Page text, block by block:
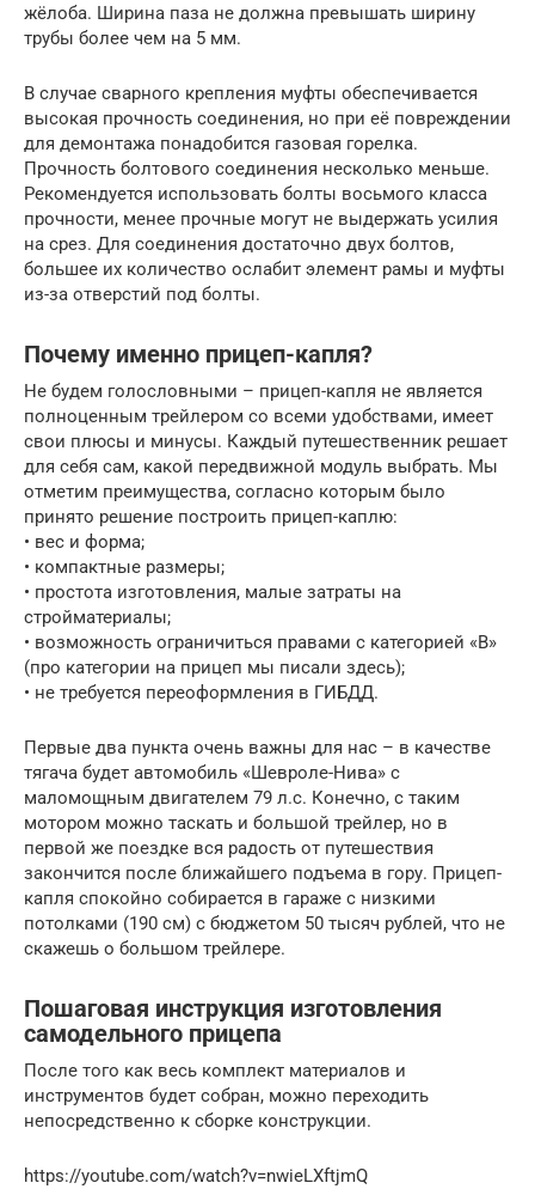
жёлоба. Ширина паза не должна превышать ширину
трубы более чем на 5 мм.
В случае сварного крепления муфты обеспечивается
высокая прочность соединения, но при её повреждении
для демонтажа понадобится газовая горелка.
Прочность болтового соединения несколько меньше.
Рекомендуется использовать болты восьмого класса
прочности, менее прочные могут не выдержать усилия
на срез. Для соединения достаточно двух болтов,
большее их количество ослабит элемент рамы и муфты
из-за отверстий под болты.
Почему именно прицеп-капля?
Не будем голословными – прицеп-капля не является
полноценным трейлером со всеми удобствами, имеет
свои плюсы и минусы. Каждый путешественник решает
для себя сам, какой передвижной модуль выбрать. Мы
отметим преимущества, согласно которым было
принято решение построить прицеп-каплю:
• вес и форма;
• компактные размеры;
• простота изготовления, малые затраты на
стройматериалы;
• возможность ограничиться правами с категорией «В»
(про категории на прицеп мы писали здесь);
• не требуется переоформления в ГИБДД.
Первые два пункта очень важны для нас – в качестве
тягача будет автомобиль «Шевроле-Нива» с
маломощным двигателем 79 л.с. Конечно, с таким
мотором можно таскать и большой трейлер, но в
первой же поездке вся радость от путешествия
закончится после ближайшего подъема в гору. Прицеп-
капля спокойно собирается в гараже с низкими
потолками (190 см) с бюджетом 50 тысяч рублей, что не
скажешь о большом трейлере.
Пошаговая инструкция изготовления
самодельного прицепа
После того как весь комплект материалов и
инструментов будет собран, можно переходить
непосредственно к сборке конструкции.
https://youtube.com/watch?v=nwieLXftjmQ